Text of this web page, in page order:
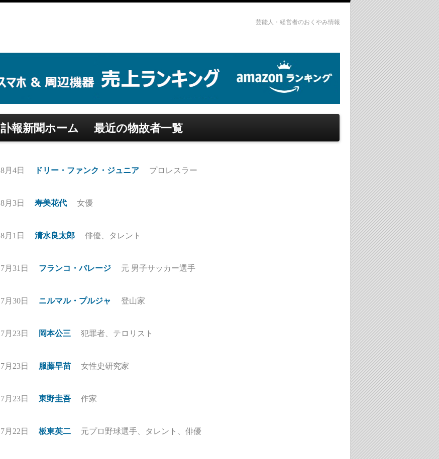
芸能人・経営者のおくやみ情報
訃報新聞ホーム 最近の物故者一覧
8月4日 ドリー・ファンク・ジュニア プロレスラー
8月3日 寿美花代 女優
8月1日 清水良太郎 俳優、タレント
7月31日 フランコ・バレージ 元 男子サッカー選手
7月30日 ニルマル・プルジャ 登山家
7月23日 岡本公三 犯罪者、テロリスト
7月23日 服藤早苗 女性史研究家
7月23日 東野圭吾 作家
7月22日 板東英二 元プロ野球選手、タレント、俳優